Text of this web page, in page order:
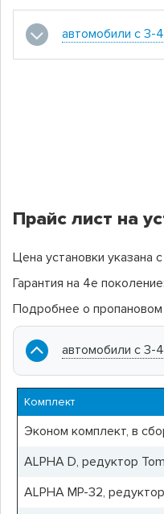
автомобили с 3-
Прайс лист на
Цена установки указана
Гарантия на 4е поколение:
Подробнее о пропановом
автомобили с 3-
Комплект
Эконом комплект, в
ALPHA D, редуктор
ALPHA MP-32,